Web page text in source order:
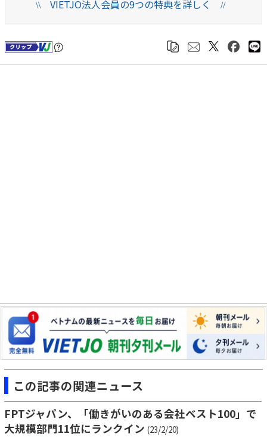
\\VIETJO法人会員の9つの特典を詳しく //
この記事の関連ニュース
FPTジャパン、「働きがいのある会社ベスト100」で
大規模部門11位にランクイン (23/2/20)